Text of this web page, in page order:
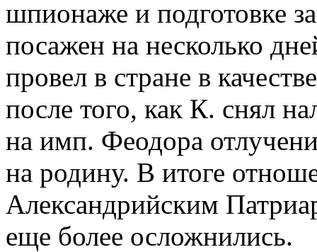
шпионаже и подготовке
посажен на несколько
провел в стране в
после того, как К. снял
на имп. Феодора
на родину. В итоге
Александрийским
еще более осложнились.